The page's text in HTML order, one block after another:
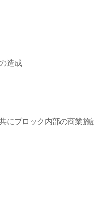
造成
にブロック内部の商業